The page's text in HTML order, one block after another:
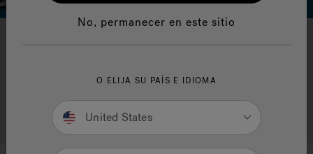
Search All FAQ's
No, permanecer en este sitio
O ELIJA SU PAÍS E IDIOMA
United States